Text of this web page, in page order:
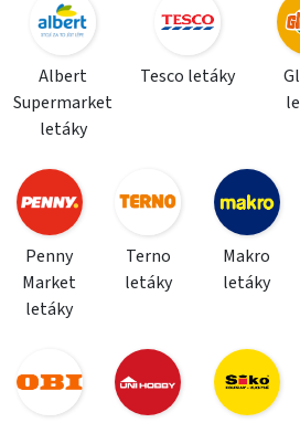
Albert
Supermarket
letáky
Tesco letáky
Penny
Market
letáky
Terno
letáky
Makro
letáky